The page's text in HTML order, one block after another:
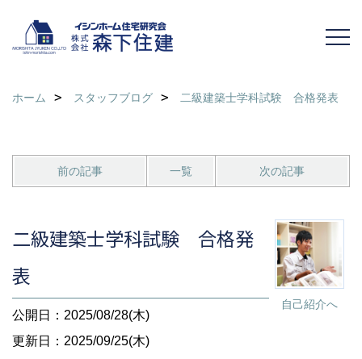
ホーム スタッフブログ 二級建築士学科試験 合格発表
前の記事 一覧 次の記事
自己紹介へ
二級建築士学科試験 合格発
表
公開日：2025/08/28(木)
更新日：2025/09/25(木)